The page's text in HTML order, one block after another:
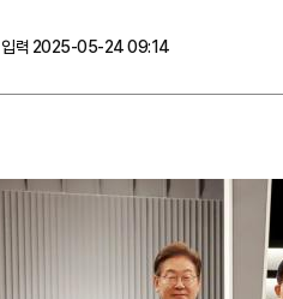
입력 2025-05-24 09:14